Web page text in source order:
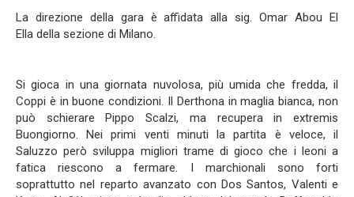
La direzione della gara è affidata alla sig. Omar Abou El
Ella della sezione di Milano.
Si gioca in una giornata nuvolosa, più umida che fredda, il
Coppi è in buone condizioni. Il Derthona in maglia bianca, non
può schierare Pippo Scalzi, ma recupera in extremis
Buongiorno. Nei primi venti minuti la partita è veloce, il
Saluzzo però sviluppa migliori trame di gioco che i leoni a
fatica riescono a fermare. I marchionali sono forti
soprattutto nel reparto avanzato con Dos Santos, Valenti e